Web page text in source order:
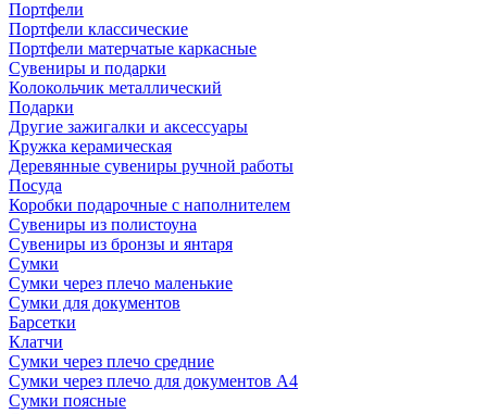
Портфели
Портфели классические
Портфели матерчатые каркасные
Сувениры и подарки
Колокольчик металлический
Подарки
Другие зажигалки и аксессуары
Кружка керамическая
Деревянные сувениры ручной работы
Посуда
Коробки подарочные с наполнителем
Сувениры из полистоуна
Сувениры из бронзы и янтаря
Сумки
Сумки через плечо маленькие
Сумки для документов
Барсетки
Клатчи
Сумки через плечо средние
Сумки через плечо для документов А4
Сумки поясные